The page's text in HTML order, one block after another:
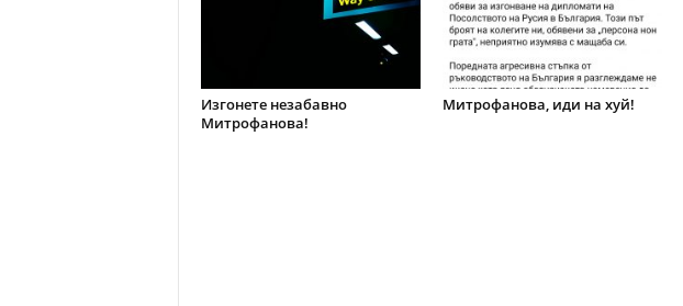
Изгонете незабавно
Митрофанова!
Митрофанова, иди на хуй!